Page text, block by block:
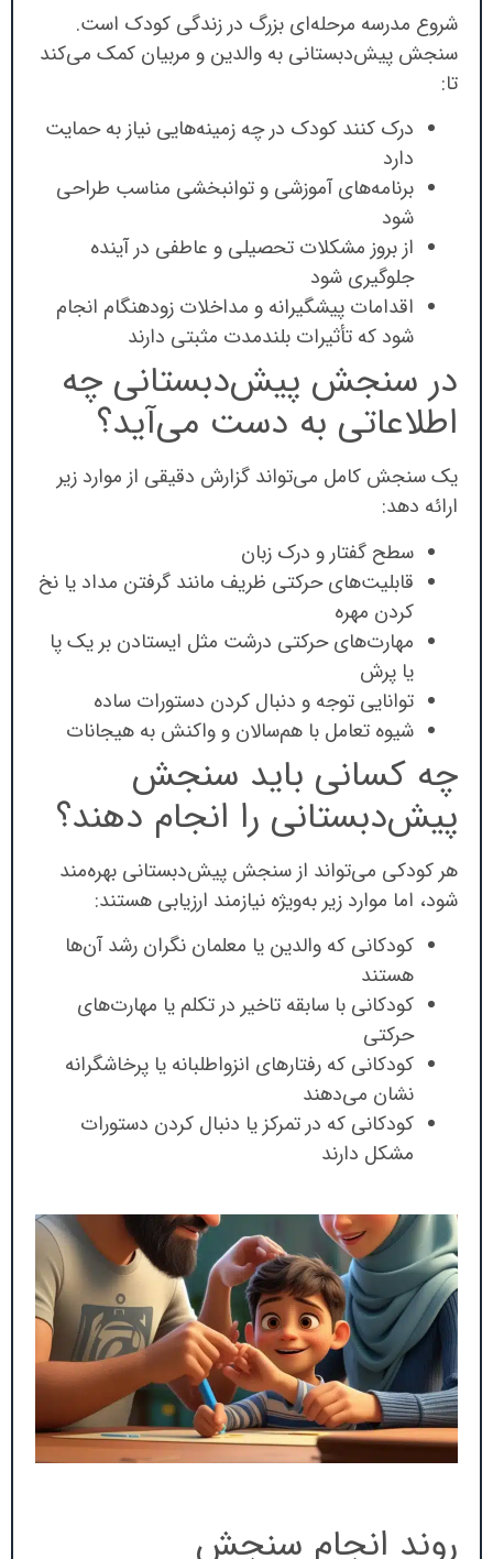
شروع مدرسه مرحله‌ای بزرگ در زندگی کودک است.
سنجش پیش‌دبستانی به والدین و مربیان کمک می‌کند
تا:
درک کنند کودک در چه زمینه‌هایی نیاز به حمایت
دارد
برنامه‌های آموزشی و توانبخشی مناسب طراحی
شود
از بروز مشکلات تحصیلی و عاطفی در آینده
جلوگیری شود
اقدامات پیشگیرانه و مداخلات زودهنگام انجام
شود که تأثیرات بلندمدت مثبتی دارند
در سنجش پیش‌دبستانی چه
اطلاعاتی به دست می‌آید؟
یک سنجش کامل می‌تواند گزارش دقیقی از موارد زیر
ارائه دهد:
سطح گفتار و درک زبان
قابلیت‌های حرکتی ظریف مانند گرفتن مداد یا نخ
کردن مهره
مهارت‌های حرکتی درشت مثل ایستادن بر یک پا
یا پرش
توانایی توجه و دنبال کردن دستورات ساده
شیوه تعامل با هم‌سالان و واکنش به هیجانات
چه کسانی باید سنجش
پیش‌دبستانی را انجام دهند؟
هر کودکی می‌تواند از سنجش پیش‌دبستانی بهره‌مند
شود، اما موارد زیر به‌ویژه نیازمند ارزیابی هستند:
کودکانی که والدین یا معلمان نگران رشد آن‌ها
هستند
کودکانی با سابقه تاخیر در تکلم یا مهارت‌های
حرکتی
کودکانی که رفتارهای انزواطلبانه یا پرخاشگرانه
نشان می‌دهند
کودکانی که در تمرکز یا دنبال کردن دستورات
مشکل دارند
روند انجام سنجش